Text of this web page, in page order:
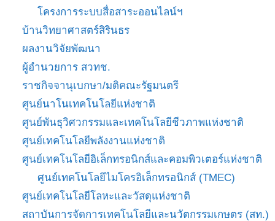
โครงการระบบสื่อสาระออนไลน์ฯ
บ้านวิทยาศาสตร์สิรินธร
ผลงานวิจัยพัฒนา
ผู้อำนวยการ สวทช.
ราชกิจจานุเบกษา/มติคณะรัฐมนตรี
ศูนย์นาโนเทคโนโลยีแห่งชาติ
ศูนย์พันธุวิศวกรรมและเทคโนโลยีชีวภาพแห่งชาติ
ศูนย์เทคโนโลยีพลังงานแห่งชาติ
ศูนย์เทคโนโลยีอิเล็กทรอนิกส์และคอมพิวเตอร์แห่งชาติ
ศูนย์เทคโนโลยีไมโครอิเล็กทรอนิกส์ (TMEC)
ศูนย์เทคโนโลยีโลหะและวัสดุแห่งชาติ
สถาบันการจัดการเทคโนโลยีและนวัตกรรมเกษตร (สท.)